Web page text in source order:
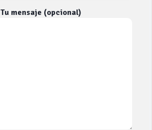
Tu mensaje (opcional)